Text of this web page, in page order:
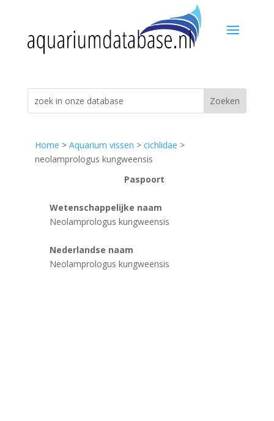
Home > Aquarium vissen > cichlidae >
neolamprologus kungweensis
Paspoort
Wetenschappelijke naam
Neolamprologus kungweensis
Nederlandse naam
Neolamprologus kungweensis